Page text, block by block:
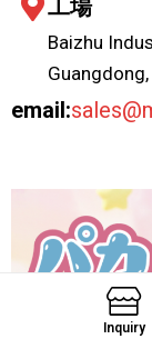
工場
Baizhu
Guangdong,
email:
Inquiry